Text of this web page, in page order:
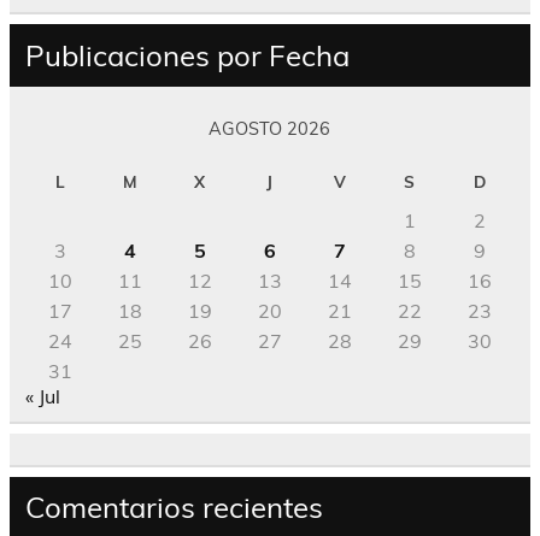
Publicaciones por Fecha
AGOSTO 2026
L M X J V S D
1
2
3
4 5 6 7 8
9
10
11 12 13 14 15
16
17
18 19 20 21 22
23
24
25 26 27 28 29
30
31
« Jul
Comentarios recientes